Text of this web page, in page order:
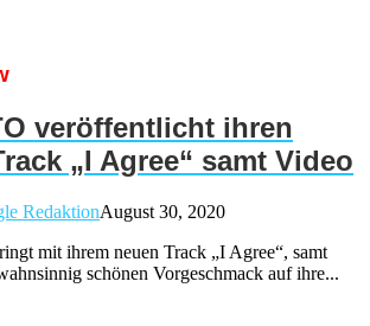
veröffentlicht ihren
„I Agree“ samt Video
RedaktionAugust 30, 2020
mit ihrem neuen Track „I Agree“, samt
schönen Vorgeschmack auf ihre...